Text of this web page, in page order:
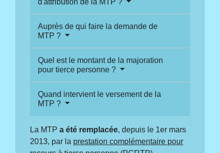
d'attribution de la MTP ?
Auprès de qui faire la demande de
MTP ?
Quel est le montant de la majoration
pour tierce personne ?
Quand intervient le versement de la
MTP ?
La MTPa été remplacée, depuis le 1er mars
2013, par la prestation complémentaire pour